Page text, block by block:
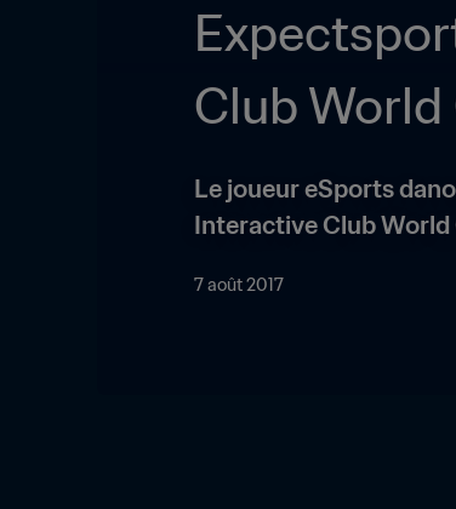
Club World
Le joueur eSports
Interactive Club World
7 août 2017